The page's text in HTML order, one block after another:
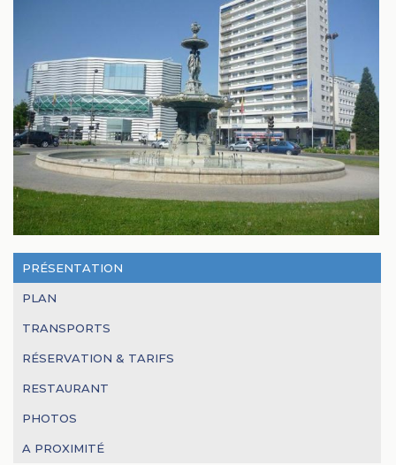
PRÉSENTATION
PLAN
TRANSPORTS
RÉSERVATION & TARIFS
RESTAURANT
PHOTOS
A PROXIMITÉ